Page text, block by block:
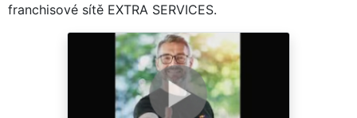
franchisové sítě EXTRA SERVICES.